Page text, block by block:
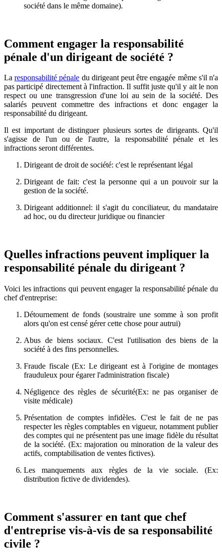
société dans le même domaine).
Comment engager la responsabilité
pénale d'un dirigeant de société ?
Laresponsabilité pénale du dirigeant peut être engagée même s'il n'a
pas participé directement à l'infraction. Il suffit juste qu'il y ait le non
respect ou une transgression d'une loi au sein de la société. Des
salariés peuvent commettre des infractions et donc engager la
responsabilité du dirigeant.
Il est important de distinguer plusieurs sortes de dirigeants. Qu'il
s'agisse de l'un ou de l'autre, la responsabilité pénale et les
infractions seront différentes.
Dirigeant de droit de société: c'est le représentant légal
Dirigeant de fait: c'est la personne qui a un pouvoir sur la
gestion de la société.
Dirigeant additionnel: il s'agit du conciliateur, du mandataire
ad hoc, ou du directeur juridique ou financier
Quelles infractions peuvent impliquer la
responsabilité pénale du dirigeant ?
Voici les infractions qui peuvent engager la responsabilité pénale du
chef d'entreprise:
Détournement de fonds (soustraire une somme à son profit
alors qu'on est censé gérer cette chose pour autrui)
Abus de biens sociaux. C'est l'utilisation des biens de la
société à des fins personnelles.
Fraude fiscale (Ex: Le dirigeant est à l'origine de montages
frauduleux pour égarer l'administration fiscale)
Négligence des règles de sécurité(Ex: ne pas organiser de
visite médicale)
Présentation de comptes infidèles. C'est le fait de ne pas
respecter les règles comptables en vigueur, notamment publier
des comptes qui ne présentent pas une image fidèle du résultat
de la société. (Ex: majoration ou minoration de la valeur des
actifs, comptabilisation de ventes fictives).
Les manquements aux règles de la vie sociale. (Ex:
distribution fictive de dividendes).
Comment s'assurer en tant que chef
d'entreprise vis-à-vis de sa responsabilité
civile ?